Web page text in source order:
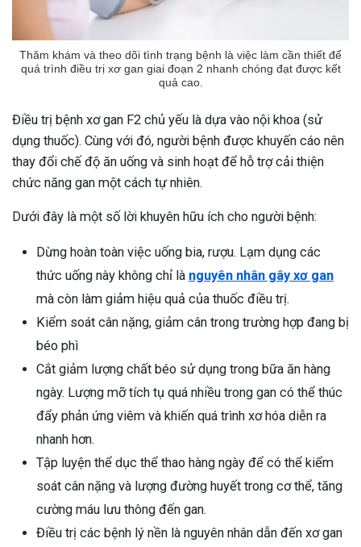
Thăm khám và theo dõi tình trạng bệnh là việc làm cần thiết để
quá trình điều trị xơ gan giai đoạn 2 nhanh chóng đạt được kết
quả cao.
Điều trị bệnh xơ gan F2 chủ yếu là dựa vào nội khoa (sử
dụng thuốc). Cùng với đó, người bệnh được khuyến cáo nên
thay đổi chế độ ăn uống và sinh hoạt để hỗ trợ cải thiện
chức năng gan một cách tự nhiên.
Dưới đây là một số lời khuyên hữu ích cho người bệnh:
Dừng hoàn toàn việc uống bia, rượu. Lạm dụng các
thức uống này không chỉ là nguyên nhân gây xơ gan
mà còn làm giảm hiệu quả của thuốc điều trị.
Kiểm soát cân nặng, giảm cân trong trường hợp đang bị
béo phì
Cắt giảm lượng chất béo sử dụng trong bữa ăn hàng
ngày. Lượng mỡ tích tụ quá nhiều trong gan có thể thúc
đẩy phản ứng viêm và khiến quá trình xơ hóa diễn ra
nhanh hơn.
Tập luyện thể dục thể thao hàng ngày để có thể kiểm
soát cân nặng và lượng đường huyết trong cơ thể, tăng
cường máu lưu thông đến gan.
Điều trị các bệnh lý nền là nguyên nhân dẫn đến xơ gan